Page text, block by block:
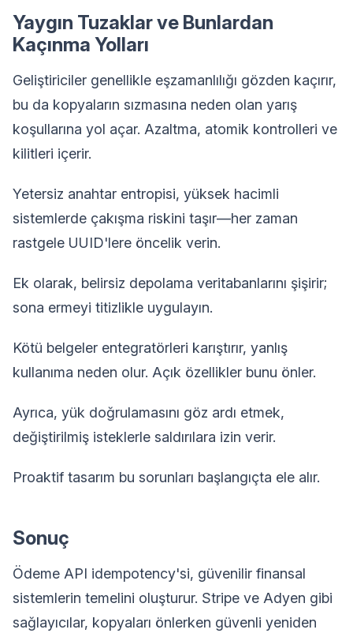
Yaygın Tuzaklar ve Bunlardan
Kaçınma Yolları
Geliştiriciler genellikle eşzamanlılığı gözden kaçırır,
bu da kopyaların sızmasına neden olan yarış
koşullarına yol açar. Azaltma, atomik kontrolleri ve
kilitleri içerir.
Yetersiz anahtar entropisi, yüksek hacimli
sistemlerde çakışma riskini taşır—her zaman
rastgele UUID'lere öncelik verin.
Ek olarak, belirsiz depolama veritabanlarını şişirir;
sona ermeyi titizlikle uygulayın.
Kötü belgeler entegratörleri karıştırır, yanlış
kullanıma neden olur. Açık özellikler bunu önler.
Ayrıca, yük doğrulamasını göz ardı etmek,
değiştirilmiş isteklerle saldırılara izin verir.
Proaktif tasarım bu sorunları başlangıçta ele alır.
Sonuç
Ödeme API idempotency'si, güvenilir finansal
sistemlerin temelini oluşturur. Stripe ve Adyen gibi
sağlayıcılar, kopyaları önlerken güvenli yeniden